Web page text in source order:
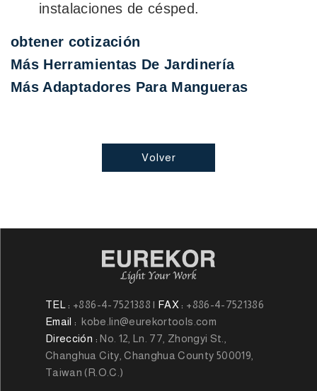
instalaciones de césped.
obtener cotización
Más Herramientas De Jardinería
Más Adaptadores Para Mangueras
Volver
TEL : +886-4-7521388 | FAX : +886-4-7521386
Email : kobe.lin@eurekortools.com
Dirección :No. 12, Ln. 77, Zhongyi St.,
Changhua City, Changhua County 500019,
Taiwan (R.O.C.)